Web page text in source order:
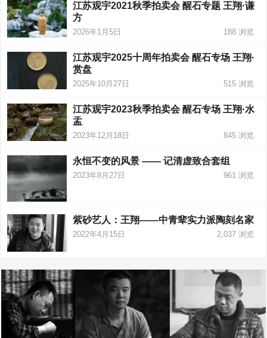
江苏观宇2021秋季拍卖会 醒石专题 王翔·谦
方
2026年1月5日 188浏览
江苏观宇2025十周年拍卖会 醒石专场 王翔·
赏盘
2025年10月27日 515浏览
江苏观宇2023秋季拍卖会 醒石专场 王翔·水
盂
2023年12月18日 845浏览
永恒不变的风景 —— 记清虚致合套组
2023年8月27日 961浏览
紫砂艺人：王翔——中青辈实力派陶刻名家
2022年4月15日 2,037浏览